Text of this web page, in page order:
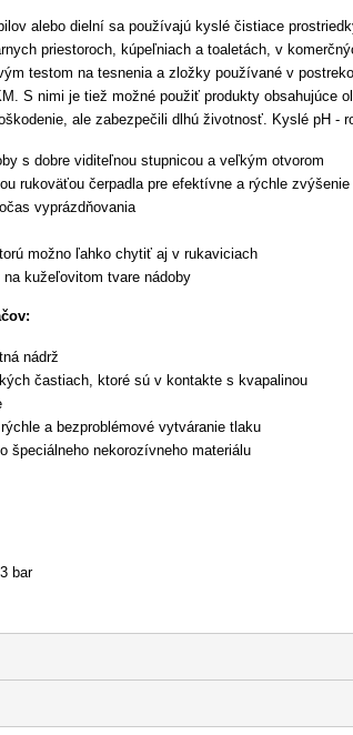
alebo dielní sa používajú kyslé čistiace
priestoroch, kúpeľniach a toaletách, v
testom na tesnenia a zložky používané v
S nimi je tiež možné použiť produkty obsahujúce
ale zabezpečili dlhú životnosť. Kyslé pH -
s dobre viditeľnou stupnicou a veľkým otvorom
rukoväťou čerpadla pre efektívne a rýchle
vyprázdňovania
možno ľahko chytiť aj v rukaviciach
kužeľovitom tvare nádoby
nádrž
častiach, ktoré sú v kontakte s kvapalinou
a bezproblémové vytváranie tlaku
špeciálneho nekorozívneho materiálu
bar